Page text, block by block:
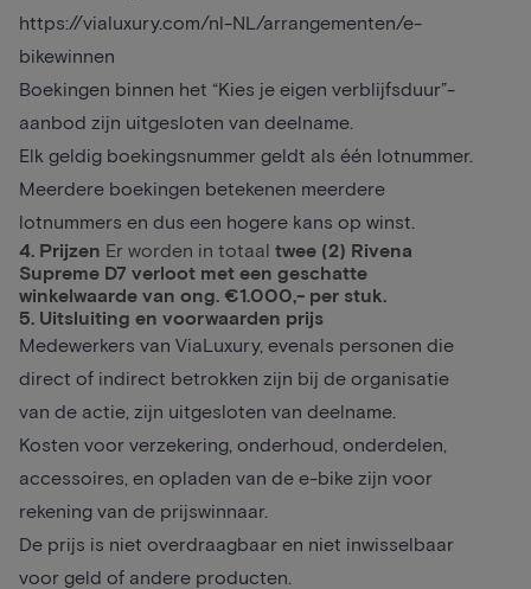
https://vialuxury.com/nl-NL/arrangementen/e-
bikewinnen
Boekingen binnen het “Kies je eigen verblijfsduur”-
aanbod zijn uitgesloten van deelname.
Elk geldig boekingsnummer geldt als één lotnummer.
Meerdere boekingen betekenen meerdere
lotnummers en dus een hogere kans op winst.
4. Prijzen Er worden in totaal twee (2) Rivena
Supreme D7 verloot met een geschatte
winkelwaarde van ong. €1.000,- per stuk.
5. Uitsluiting en voorwaarden prijs
Medewerkers van ViaLuxury, evenals personen die
direct of indirect betrokken zijn bij de organisatie
van de actie, zijn uitgesloten van deelname.
Kosten voor verzekering, onderhoud, onderdelen,
accessoires, en opladen van de e-bike zijn voor
rekening van de prijswinnaar.
De prijs is niet overdraagbaar en niet inwisselbaar
voor geld of andere producten.